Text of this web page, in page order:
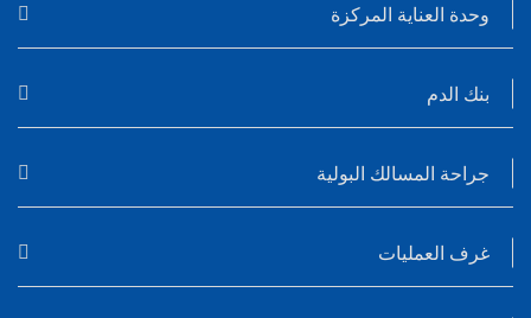
وحدة العناية المركزة
بنك الدم
جراحة المسالك البولية
غرف العمليات